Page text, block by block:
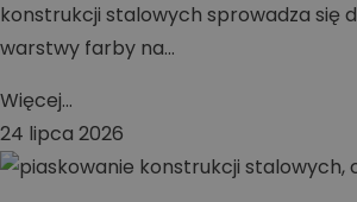
konstrukcji stalowych sprowadza się
warstwy farby na...
Więcej...
24 lipca 2026